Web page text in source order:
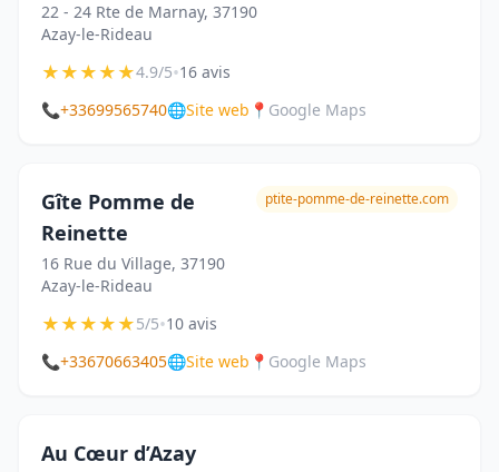
22 - 24 Rte de Marnay, 37190
Azay-le-Rideau
★★★★★4.9/5•16 avis
📞+33699565740🌐Site web 📍 Google Maps
Gîte Pomme de
Reinette
16 Rue du Village, 37190
Azay-le-Rideau
ptite-pomme-de-reinette.com
★★★★★5/5•10 avis
📞+33670663405🌐Site web 📍 Google Maps
Au Cœur d’Azay